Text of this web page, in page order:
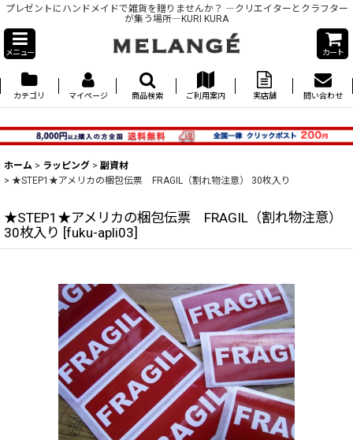
プレゼントにハンドメイドで雑貨を贈りませんか？ ―クリエイターとクラフター
が集う場所―KURI KURA
メニュー カート
カテゴリ マイページ 商品検索 ご利用案内 実店舗 問い合わせ
ホーム > ラッピング > 副資材
> ★STEP1★アメリカの梱包伝票 FRAGIL（割れ物注意） 30枚入り
★STEP1★アメリカの梱包伝票 FRAGIL（割れ物注意）
30枚入り [fuku-apli03]